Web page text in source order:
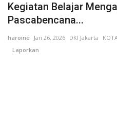
Kegiatan Belajar
Pascabencana...
haroine Jan 26, 2026 DKI Jakarta
Laporkan